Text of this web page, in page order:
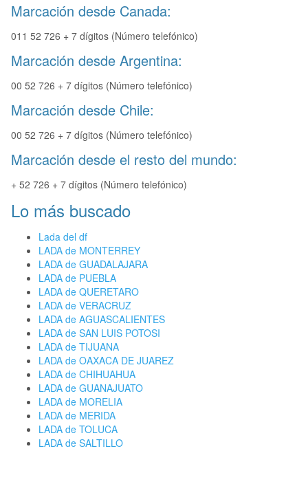
Marcación desde Canada:
011 52 726 + 7 dígitos (Número telefónico)
Marcación desde Argentina:
00 52 726 + 7 dígitos (Número telefónico)
Marcación desde Chile:
00 52 726 + 7 dígitos (Número telefónico)
Marcación desde el resto del mundo:
+ 52 726 + 7 dígitos (Número telefónico)
Lo más buscado
Lada del df
LADA de MONTERREY
LADA de GUADALAJARA
LADA de PUEBLA
LADA de QUERETARO
LADA de VERACRUZ
LADA de AGUASCALIENTES
LADA de SAN LUIS POTOSI
LADA de TIJUANA
LADA de OAXACA DE JUAREZ
LADA de CHIHUAHUA
LADA de GUANAJUATO
LADA de MORELIA
LADA de MERIDA
LADA de TOLUCA
LADA de SALTILLO